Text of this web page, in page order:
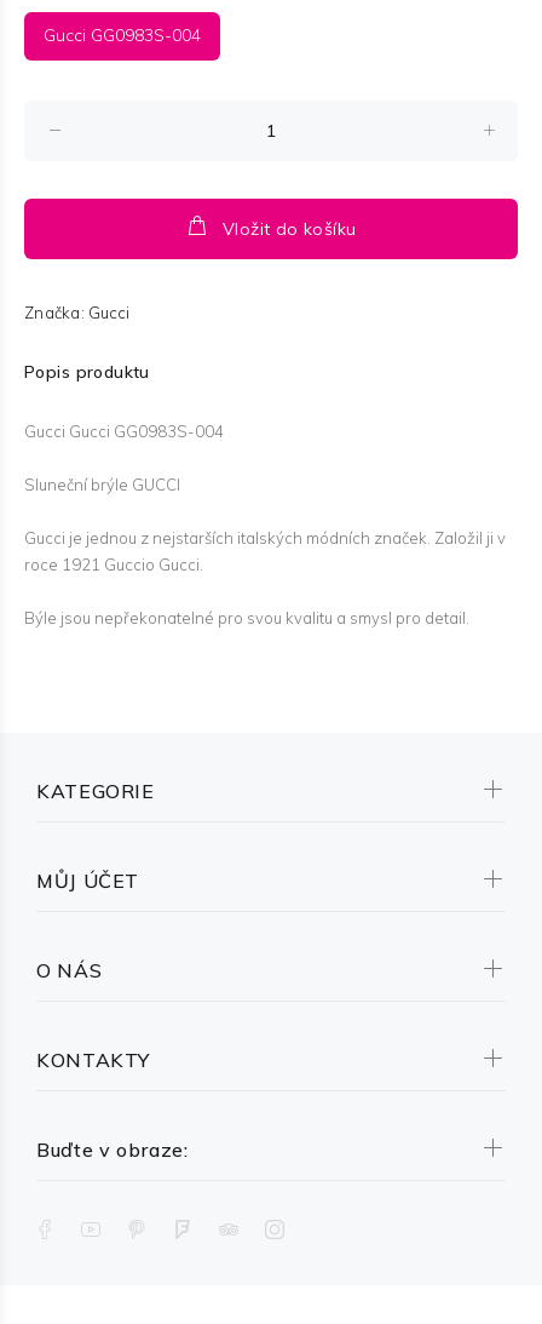
Gucci GG0983S-004
Vložit do košíku
Značka: Gucci
Popis produktu
Gucci Gucci GG0983S-004
Sluneční brýle GUCCI
Gucci je jednou z nejstarších italských módních značek. Založil ji v
roce 1921 Guccio Gucci.
Býle jsou nepřekonatelné pro svou kvalitu a smysl pro detail.
Buďte v obraze:
KATEGORIE
MŮJ ÚČET
O NÁS
KONTAKTY